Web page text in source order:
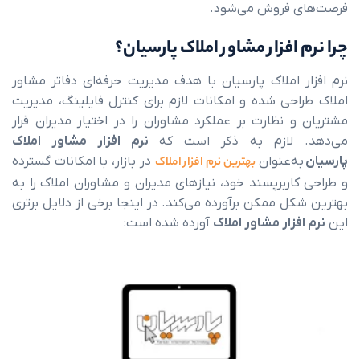
فروش می‌شود.
مشاور املاک پارسیان؟
املاک پارسیان با هدف مدیریت حرفه‌ای دفاتر مشاور
شده و امکانات لازم برای کنترل فایلینگ، مدیریت
نظارت بر عملکرد مشاوران را در اختیار مدیران قرار
به ذکر است که نرم افزار مشاور املاک
بهترین نرم‌ افزار املاکدر بازار، با امکانات گسترده
خود، نیازهای مدیران و مشاوران املاک را به
ممکن برآورده می‌کند. در اینجا برخی از دلایل برتری
مشاور املاکآورده شده است: